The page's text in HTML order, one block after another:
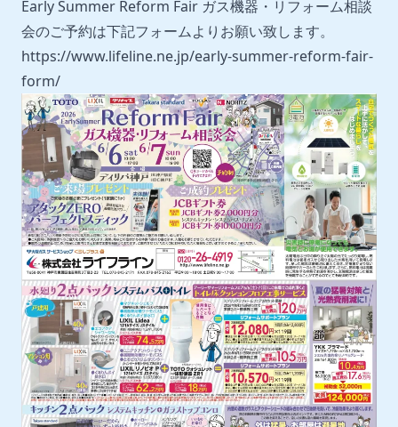
Early Summer Reform Fair ガス機器・リフォーム相談
会のご予約は下記フォームよりお願い致します。
https://www.lifeline.ne.jp/early-summer-reform-fair-
form/